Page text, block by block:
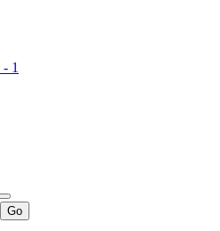
- 1
Go